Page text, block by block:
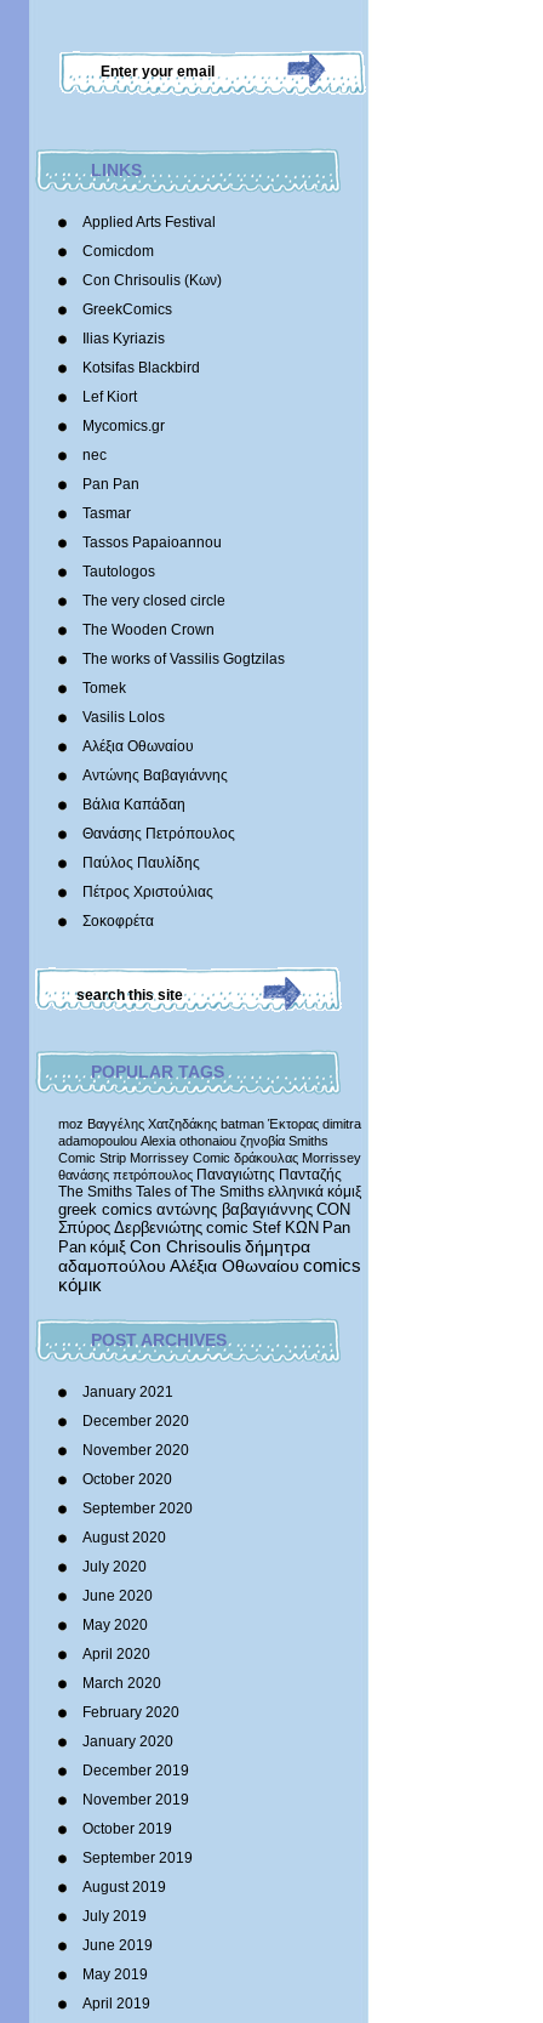
LINKS
Applied Arts Festival
Comicdom
Con Chrisoulis (Κων)
GreekComics
Ilias Kyriazis
Kotsifas Blackbird
Lef Kiort
Mycomics.gr
nec
Pan Pan
Tasmar
Tassos Papaioannou
Tautologos
The very closed circle
The Wooden Crown
The works of Vassilis Gogtzilas
Tomek
Vasilis Lolos
Αλέξια Οθωναίου
Αντώνης Βαβαγιάννης
Βάλια Καπάδαη
Θανάσης Πετρόπουλος
Παύλος Παυλίδης
Πέτρος Χριστούλιας
Σοκοφρέτα
POPULAR TAGS
moz Βαγγέλης Χατζηδάκης batman Έκτορας dimitra
adamopoulou Alexia othonaiou ζηνοβία Smiths
Comic Strip Morrissey Comic δράκουλας Morrissey
θανάσης πετρόπουλος Παναγιώτης Πανταζής
The Smiths Tales of The Smiths ελληνικά κόμιξ
greek comics αντώνης βαβαγιάννης CON
Σπύρος Δερβενιώτης comic Stef ΚΩΝ Pan
Pan κόμιξ Con Chrisoulis δήμητρα
αδαμοπούλου Αλέξια Οθωναίου comics
κόμικ
POST ARCHIVES
January 2021
December 2020
November 2020
October 2020
September 2020
August 2020
July 2020
June 2020
May 2020
April 2020
March 2020
February 2020
January 2020
December 2019
November 2019
October 2019
September 2019
August 2019
July 2019
June 2019
May 2019
April 2019